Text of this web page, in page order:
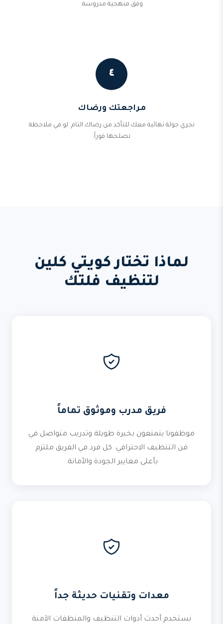
وفق منهجية مدروسة.
٤
مراجعتك ورضاك
نجري جولة نهائية معك للتأكد من رضاك التام. لو في ملاحظة
نصلحها فوراً.
لماذا تختار كويتي كلين
لتنظيف فلتك
فريق مدرب وموثوق تماماً
موظفونا يتمتعون بخبرة طويلة وتدريب متواصل في
فن التنظيف الاحترافي. كل فرد في الفريق ملتزم
بأعلى معايير الجودة والأمانة.
معدات وتقنيات حديثة جداً
نستخدم أحدث أدوات التنظيف والمنظفات الآمنة